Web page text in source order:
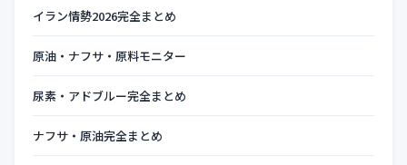
イラン情勢2026完全まとめ
原油・ナフサ・原料モニター
尿素・アドブルー完全まとめ
ナフサ・原油完全まとめ